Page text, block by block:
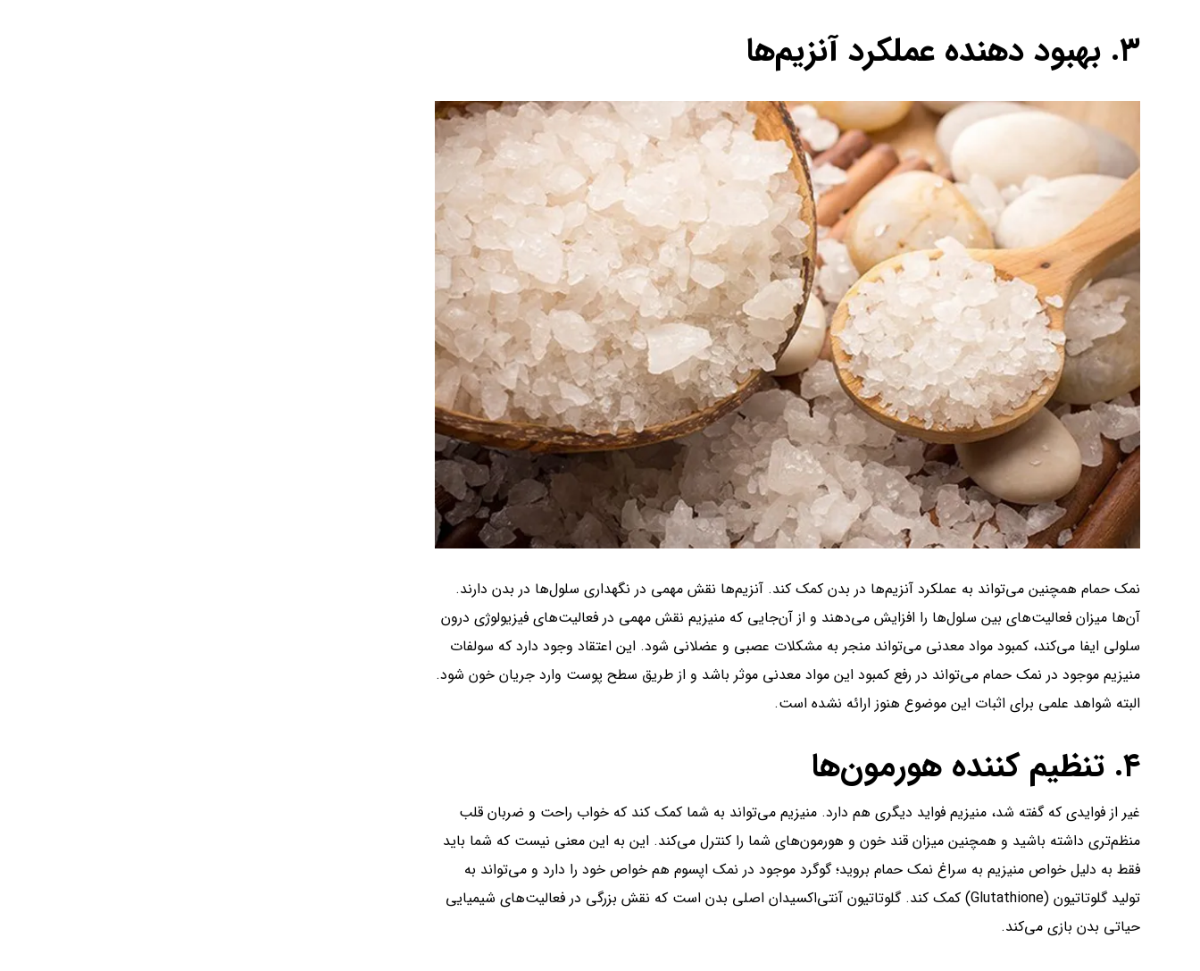
۳. بهبود دهنده عملکرد آنزیم‌ها
نمک حمام همچنین می‌تواند به عملکرد آنزیم‌ها در بدن کمک کند. آنزیم‌ها نقش مهمی در نگهداری سلول‌ها در بدن دارند.
آن‌ها میزان فعالیت‌های بین سلول‌ها را افزایش می‌دهند و از آن‌جایی که منیزیم نقش مهمی در فعالیت‌های فیزیولوژی درون
سلولی ایفا می‌کند، کمبود مواد معدنی می‌تواند منجر به مشکلات عصبی و عضلانی شود. این اعتقاد وجود دارد که سولفات
منیزیم موجود در نمک حمام می‌تواند در رفع کمبود این مواد معدنی موثر باشد و از طریق سطح پوست وارد جریان خون شود.
البته شواهد علمی برای اثبات این موضوع هنوز ارائه نشده است.
۴. تنظیم کننده هورمون‌ها
غیر از فوایدی که گفته شد، منیزیم فواید دیگری هم دارد. منیزیم می‌تواند به شما کمک کند که خواب راحت و ضربان قلب
منظم‌تری داشته باشید و همچنین میزان قند خون و هورمون‌های شما را کنترل می‌کند. این به این معنی نیست که شما باید
فقط به دلیل خواص منیزیم به سراغ نمک حمام بروید؛ گوگرد موجود در نمک اپسوم هم خواص خود را دارد‌ و می‌تواند به
تولید گلوتاتیون (Glutathione) کمک کند. گلوتاتیون آنتی‌اکسیدان اصلی بدن است که نقش بزرگی در فعالیت‌های شیمیایی
حیاتی بدن بازی می‌کند.